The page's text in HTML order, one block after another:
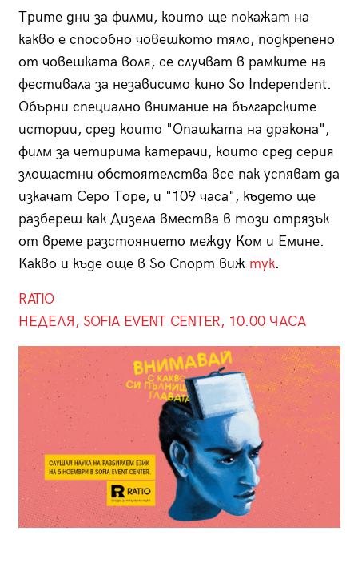
Трите дни за филми, които ще покажат на
какво е способно човешкото тяло, подкрепено
от човешката воля, се случват в рамките на
фестивала за независимо кино So Independent.
Обърни специално внимание на българските
истории, сред които "Опашката на дракона",
филм за четирима катерачи, които сред серия
злощастни обстоятелства все пак успяват да
изкачат Серо Торе, и "109 часа", където ще
разбереш как Дизела вмества в този отрязък
от време разстоянието между Ком и Емине.
Какво и къде още в So Спорт виж тук.
RATIO
НЕДЕЛЯ, SOFIA EVENT CENTER, 10.00 ЧАСА